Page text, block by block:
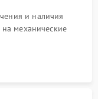
и наличия
механические
оценки вывода
артефактов на